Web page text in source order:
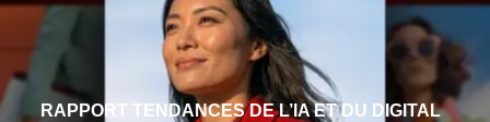
RAPPORT TENDANCES DE L’IA ET DU DIGITAL